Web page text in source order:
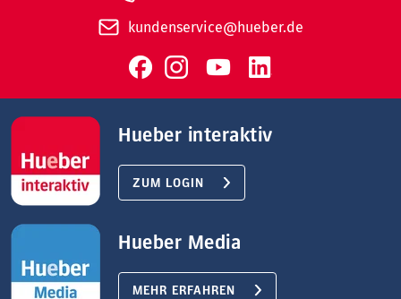
kundenservice@hueber.de
Hueber interaktiv
ZUM LOGIN
Hueber Media
MEHR ERFAHREN